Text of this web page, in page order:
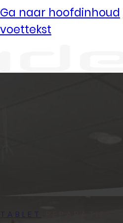
Ga naar hoofdinhoud
voettekst
TABLET